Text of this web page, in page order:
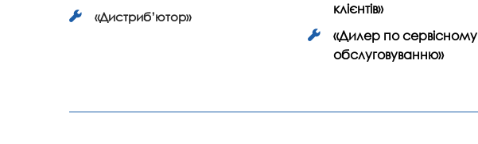
«Дистриб’ютор»
клієнтів»
«Дилер по сервісному
обслуговуванню»